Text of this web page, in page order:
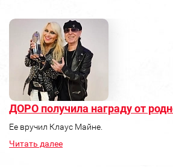
ДОРО получила награду от
Ее вручил Клаус Майне.
Читать далее